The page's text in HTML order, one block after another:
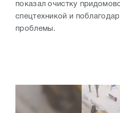
показал очистку
спецтехникой и
проблемы.